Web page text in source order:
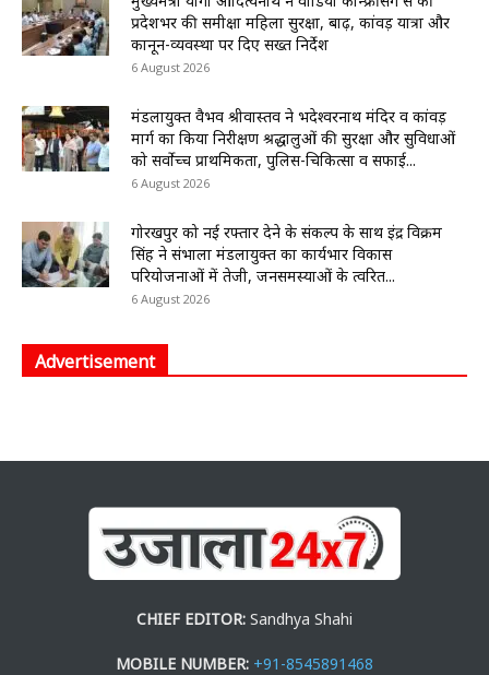
प्रदेशभर की समीक्षा महिला सुरक्षा, बाढ़, कांवड़ यात्रा और
कानून-व्यवस्था पर दिए सख्त निर्देश
6 August 2026
मंडलायुक्त वैभव श्रीवास्तव ने भदेश्वरनाथ मंदिर व कांवड़
मार्ग का किया निरीक्षण श्रद्धालुओं की सुरक्षा और सुविधाओं
को सर्वोच्च प्राथमिकता, पुलिस-चिकित्सा व सफाई...
6 August 2026
गोरखपुर को नई रफ्तार देने के संकल्प के साथ इंद्र विक्रम
सिंह ने संभाला मंडलायुक्त का कार्यभार विकास
परियोजनाओं में तेजी, जनसमस्याओं के त्वरित...
6 August 2026
Advertisement
CHIEF EDITOR: Sandhya Shahi
MOBILE NUMBER: +91-8545891468